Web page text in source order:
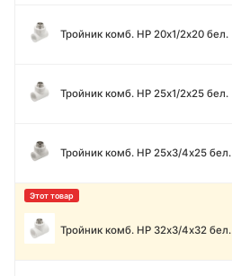
Тройник комб. НР 20х1/2х20 бел.
Тройник комб. НР 25х1/2х25 бел.
Тройник комб. НР 25х3/4х25 бел.
Тройник комб. НР 32х3/4х32 бел.